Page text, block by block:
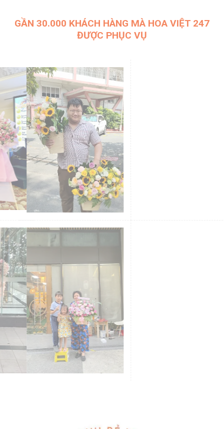
Thời gian mở cửa shop hoa tươi ba đình
Dù bạn nhắn tin vào lúc nửa đêm hay sáng sớm, đội ngũ của
chúng tôi luôn bắt đầu ngày mới bằng việc kiểm tra và phản
hồi tin nhắn đầu tiên, đảm bảo không để sót bất kỳ đơn
hàng hay yêu cầu nào. Chỉ cần một tin nhắn, chúng tôi sẽ
nhanh chóng hỗ trợ bạn chọn được mẫu hoa ưng ý nhất!
Đặt hoa nhanh chóng với shop hoa tươi ba đình
Với những thao tác hết sức là đơn giản, shop hoa tươi ba
đình sẽ giúp bạn đặt hoa dễ dàng chỉ trong vài phút như sau:
GẦN 30.000 KHÁCH HÀNG MÀ HOA VIỆT 247
ĐƯỢC PHỤC VỤ